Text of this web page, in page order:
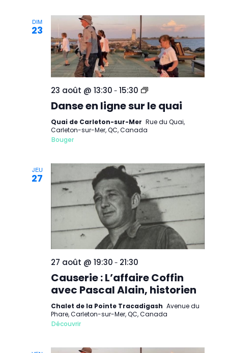
Mer
DIM
23
Danse en ligne sur le quai
23 août @ 13:30 -15:30
Danse
ligne
le
Mer
Quai de Carleton-sur-Mer Rue du Quai,
Carleton-sur-Mer, QC, Canada
Bouger
JEU
27
Causerie : L’affaire Coffin
avec Pascal Alain, historien
27 août @ 19:30 - 21:30
Chalet de la Pointe Tracadigash Avenue du
Phare, Carleton-sur-Mer, QC, Canada
Découvrir